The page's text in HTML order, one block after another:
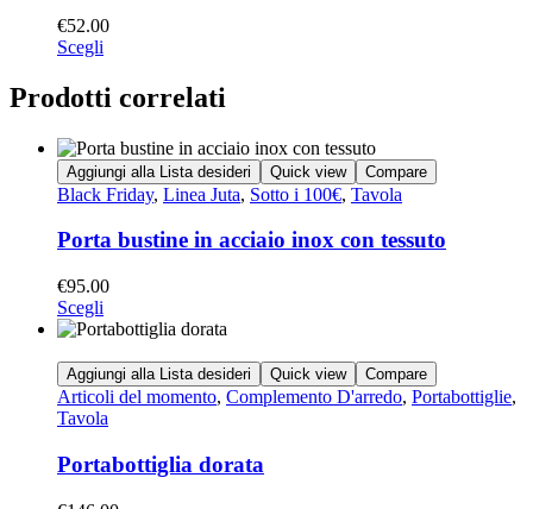
€52.00
Scegli
Prodotti correlati
Aggiungi alla Lista desideri Quick view Compare
Black Friday, Linea Juta, Sotto i 100€, Tavola
Porta bustine in acciaio inox con tessuto
€95.00
Scegli
Aggiungi alla Lista desideri Quick view Compare
Articoli del momento, Complemento D'arredo, Portabottiglie,
Tavola
Portabottiglia dorata